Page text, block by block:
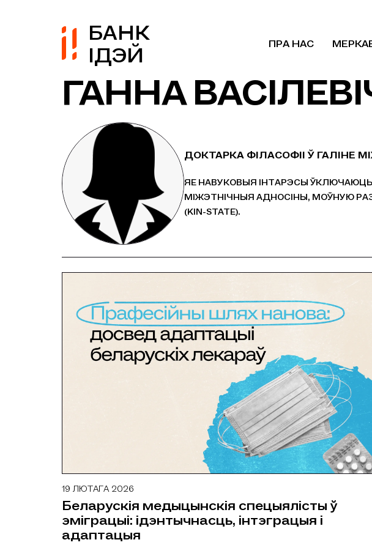
БАНК
ІДЭЙ
ПРА НАС
ГАННА
ДОКТАРКА ФІЛАСОФІІ Ў ГАЛІНЕ
ЯЕ НАВУКОВЫЯ ІНТАРЭСЫ
МІЖЭТНІЧНЫЯ АДНОСІНЫ, МОЎНУЮ
(KIN-STATE).
19 ЛЮТАГА 2026
Беларускія медыцынскія спецыялісты ў
эміграцыі: ідэнтычнасць, інтэграцыя і
адаптацыя